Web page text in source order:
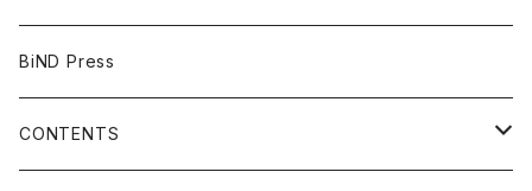
BiND Press
CONTENTS